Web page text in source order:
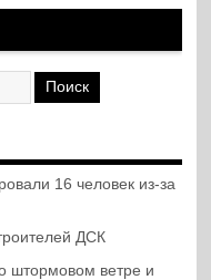
16 человек из-за
ДСК
штормовом ветре и